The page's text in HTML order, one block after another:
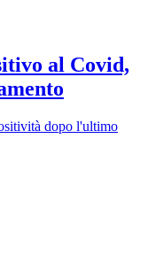
al Covid,
dopo l'ultimo